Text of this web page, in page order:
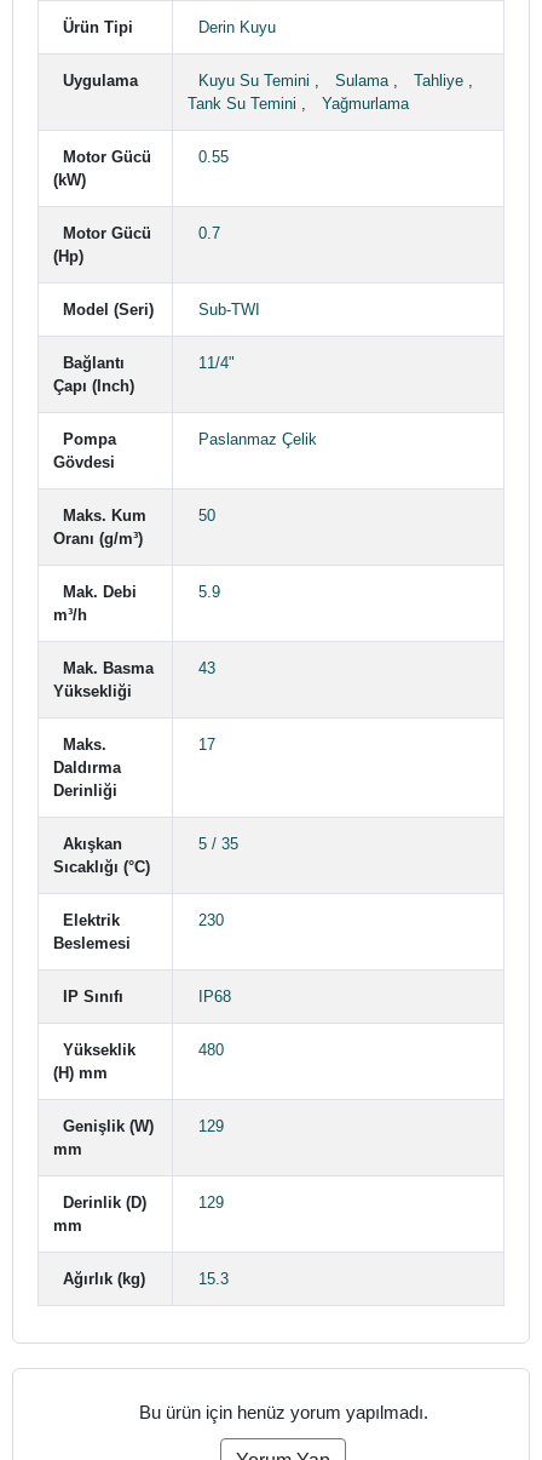
Ürün Tipi Derin Kuyu
Uygulama Kuyu Su Temini , Sulama, Tahliye ,
Tank Su Temini , Yağmurlama
Motor Gücü
(kW)
0.55
Motor Gücü
(Hp)
0.7
Model (Seri) Sub-TWI
Bağlantı
Çapı (Inch)
11/4"
Pompa
Gövdesi
Paslanmaz Çelik
Maks. Kum
Oranı (g/m³)
50
Mak. Debi
m³/h
5.9
Mak. Basma
Yüksekliği
43
Maks.
Daldırma
Derinliği
17
Akışkan
Sıcaklığı (°C)
5 / 35
Elektrik
Beslemesi
230
IP Sınıfı IP68
Yükseklik
(H) mm
480
Genişlik (W)
mm
129
Derinlik (D)
mm
129
Ağırlık (kg) 15.3
Bu ürün için henüz yorum yapılmadı.